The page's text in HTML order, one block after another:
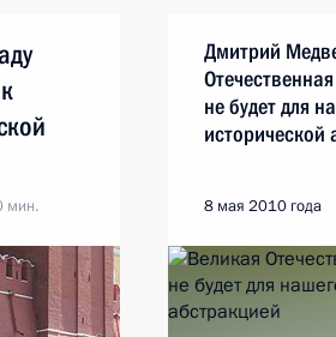
мин.
Дмитрий
не будет для
исторической
8 мая 2010 года